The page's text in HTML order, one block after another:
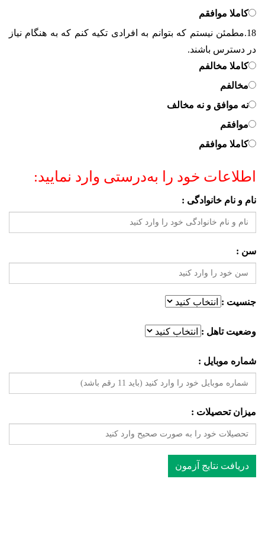
کاملا موافقم
18. مطمئن نیستم که بتوانم به افرادی تکیه کنم که به هنگام نیاز
در دسترس باشند.
کاملا مخالفم
مخالفم
نه موافق و نه مخالف
موافقم
کاملا موافقم
اطلاعات خود را به‌درستی وارد نمایید:
نام و نام خانوادگی :
سن :
جنسیت :
وضعیت تاهل :
شماره موبایل :
میزان تحصیلات :
دریافت نتایج آزمون